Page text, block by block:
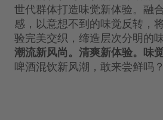
世代群体打造味觉新体验。融
感，以意想不到的味觉反转，
验完美交织，缔造层次分明的味
潮流新风尚。清爽新体验。味觉
啤酒混饮新风潮，敢来尝鲜吗？